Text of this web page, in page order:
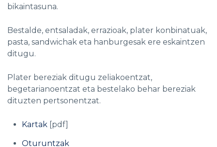
bikaintasuna.
Bestalde, entsaladak, errazioak, plater konbinatuak,
pasta, sandwichak eta hanburgesak ere eskaintzen
ditugu.
Plater bereziak ditugu zeliakoentzat,
begetarianoentzat eta bestelako behar bereziak
dituzten pertsonentzat.
Kartak [pdf]
Oturuntzak